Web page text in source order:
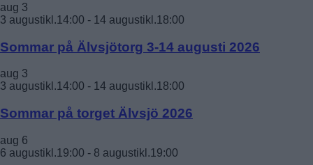
aug 3
3 augustikl.14:00 - 14 augustikl.18:00
Sommar på Älvsjötorg 3-14 augusti 2026
aug 3
3 augustikl.14:00 - 14 augustikl.18:00
Sommar på torget Älvsjö 2026
aug 6
6 augustikl.19:00 - 8 augustikl.19:00